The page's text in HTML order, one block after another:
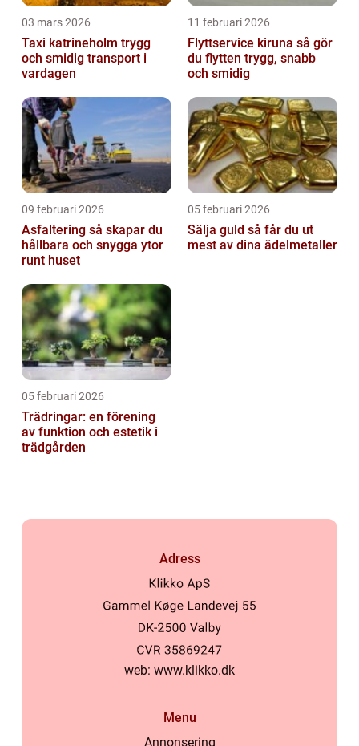
03 mars 2026
Taxi katrineholm trygg
och smidig transport i
vardagen
11 februari 2026
Flyttservice kiruna så gör
du flytten trygg, snabb
och smidig
09 februari 2026
Asfaltering så skapar du
hållbara och snygga ytor
runt huset
05 februari 2026
Sälja guld så får du ut
mest av dina ädelmetaller
05 februari 2026
Trädringar: en förening
av funktion och estetik i
trädgården
Adress
web: www.klikko.dk
Menu
Annonsering